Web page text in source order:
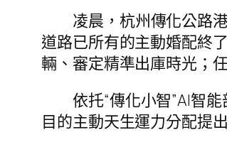
凌晨，杭州傳化公路
道路已所有的主動婚配終
輛、審定精準出庫時光；
依托“傳化小智”AI智
目的主動天生運力分配提